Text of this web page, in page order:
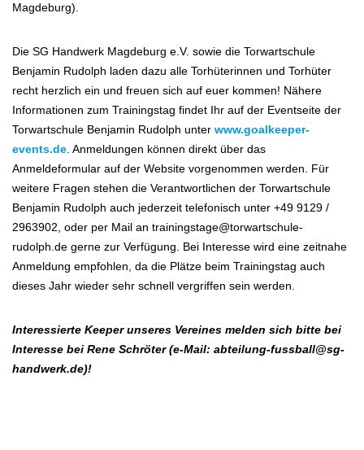
Magdeburg).
Die SG Handwerk Magdeburg e.V. sowie die Torwartschule
Benjamin Rudolph laden dazu alle Torhüterinnen und Torhüter
recht herzlich ein und freuen sich auf euer kommen! Nähere
Informationen zum Trainingstag findet Ihr auf der Eventseite der
Torwartschule Benjamin Rudolph unter www.goalkeeper-
events.de . Anmeldungen können direkt über das
Anmeldeformular auf der Website vorgenommen werden. Für
weitere Fragen stehen die Verantwortlichen der Torwartschule
Benjamin Rudolph auch jederzeit telefonisch unter +49 9129 /
2963902, oder per Mail an trainingstage@torwartschule-
rudolph.de gerne zur Verfügung. Bei Interesse wird eine zeitnahe
Anmeldung empfohlen, da die Plätze beim Trainingstag auch
dieses Jahr wieder sehr schnell vergriffen sein werden.
Interessierte Keeper unseres Vereines melden sich bitte bei
Interesse bei Rene Schröter (e-Mail: abteilung-fussball@sg-
handwerk.de)!